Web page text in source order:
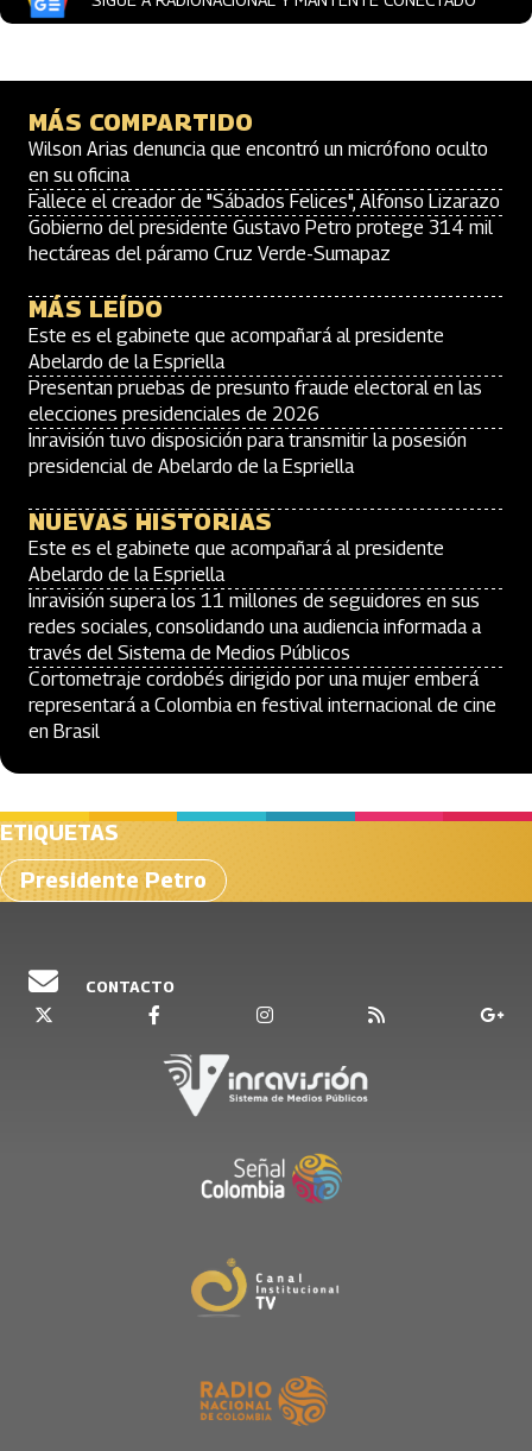
MÁS COMPARTIDO
Wilson Arias denuncia que encontró un micrófono oculto
en su oficina
Fallece el creador de "Sábados Felices", Alfonso Lizarazo
Gobierno del presidente Gustavo Petro protege 314 mil
hectáreas del páramo Cruz Verde-Sumapaz
MÁS LEÍDO
Este es el gabinete que acompañará al presidente
Abelardo de la Espriella
Presentan pruebas de presunto fraude electoral en las
elecciones presidenciales de 2026
Inravisión tuvo disposición para transmitir la posesión
presidencial de Abelardo de la Espriella
NUEVAS HISTORIAS
Este es el gabinete que acompañará al presidente
Abelardo de la Espriella
Inravisión supera los 11 millones de seguidores en sus
redes sociales, consolidando una audiencia informada a
través del Sistema de Medios Públicos
Cortometraje cordobés dirigido por una mujer emberá
representará a Colombia en festival internacional de cine
en Brasil
ETIQUETAS
Presidente Petro
CONTACTO